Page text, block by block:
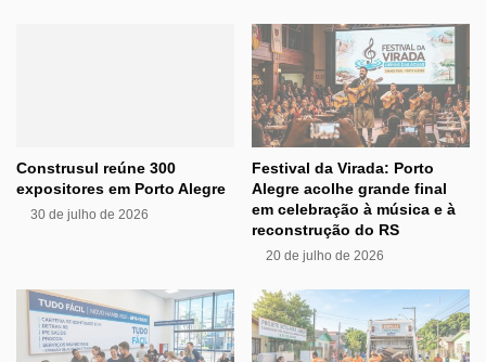
Construsul reúne 300
expositores em Porto Alegre
30 de julho de 2026
Festival da Virada: Porto
Alegre acolhe grande final
em celebração à música e à
reconstrução do RS
20 de julho de 2026